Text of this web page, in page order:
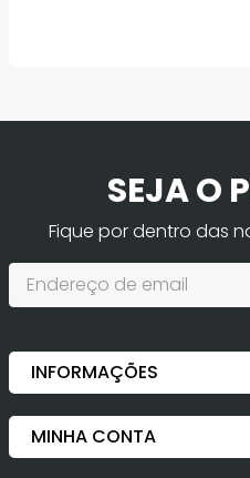
SEJA O
Fique por dentro das